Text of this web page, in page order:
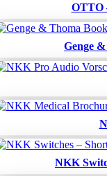
OTTO
Genge
NKK